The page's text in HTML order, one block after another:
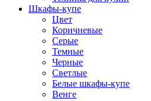
Шкафы-купе
Цвет
Коричневые
Серые
Темные
Черные
Светлые
Белые шкафы-купе
Венге